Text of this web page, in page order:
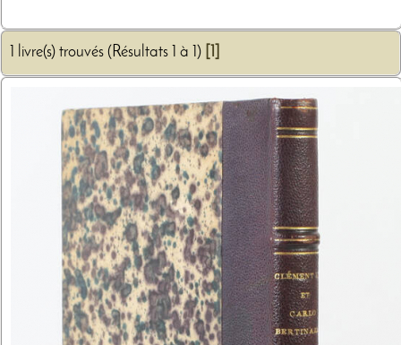
1 livre(s) trouvés (Résultats 1 à 1)